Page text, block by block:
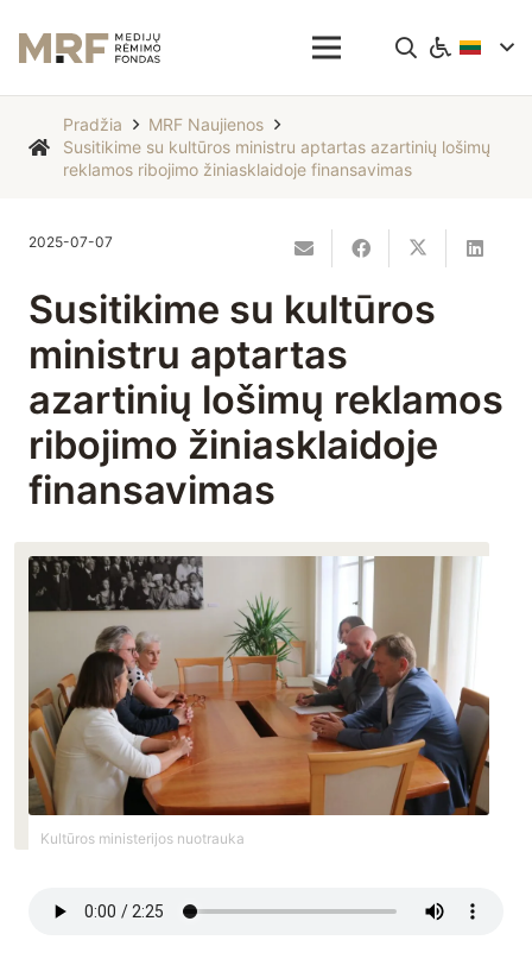
Pradžia
MRF Naujienos
Susitikime su kultūros ministru aptartas azartinių lošimų
reklamos ribojimo žiniasklaidoje finansavimas
2025-07-07
Susitikime su kultūros
ministru aptartas
azartinių lošimų reklamos
ribojimo žiniasklaidoje
finansavimas
Kultūros ministerijos nuotrauka